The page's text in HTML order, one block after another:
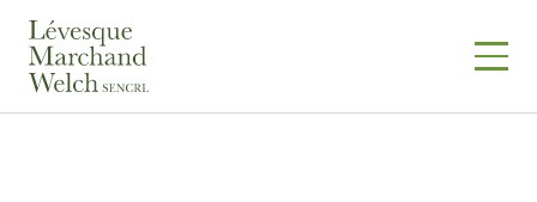
Skip
content